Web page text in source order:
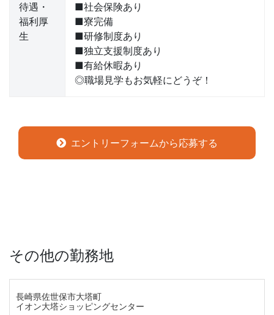
待遇・
福利厚
生
■社会保険あり
■寮完備
■研修制度あり
■独立支援制度あり
■有給休暇あり
◎職場見学もお気軽にどうぞ！
エントリーフォームから応募する
その他の勤務地
長崎県佐世保市大塔町
イオン大塔ショッピングセンター